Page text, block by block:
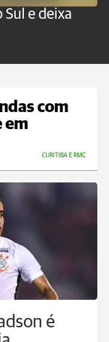
e deixa
com
em
CURITIBA E RMC
é